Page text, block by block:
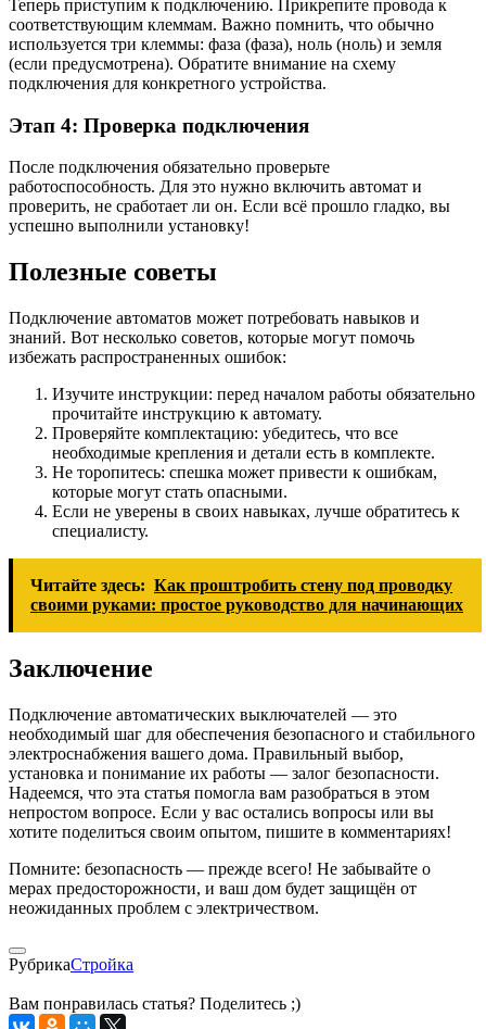
Теперь приступим к подключению. Прикрепите провода к
соответствующим клеммам. Важно помнить, что обычно
используется три клеммы: фаза (фаза), ноль (ноль) и земля
(если предусмотрена). Обратите внимание на схему
подключения для конкретного устройства.
Этап 4: Проверка подключения
После подключения обязательно проверьте
работоспособность. Для это нужно включить автомат и
проверить, не сработает ли он. Если всё прошло гладко, вы
успешно выполнили установку!
Полезные советы
Подключение автоматов может потребовать навыков и
знаний. Вот несколько советов, которые могут помочь
избежать распространенных ошибок:
Изучите инструкции: перед началом работы обязательно
прочитайте инструкцию к автомату.
Проверяйте комплектацию: убедитесь, что все
необходимые крепления и детали есть в комплекте.
Не торопитесь: спешка может привести к ошибкам,
которые могут стать опасными.
Если не уверены в своих навыках, лучше обратитесь к
специалисту.
Читайте здесь: Как проштробить стену под проводку
своими руками: простое руководство для начинающих
Заключение
Подключение автоматических выключателей — это
необходимый шаг для обеспечения безопасного и стабильного
электроснабжения вашего дома. Правильный выбор,
установка и понимание их работы — залог безопасности.
Надеемся, что эта статья помогла вам разобраться в этом
непростом вопросе. Если у вас остались вопросы или вы
хотите поделиться своим опытом, пишите в комментариях!
Помните: безопасность — прежде всего! Не забывайте о
мерах предосторожности, и ваш дом будет защищён от
неожиданных проблем с электричеством.
РубрикаСтройка
Вам понравилась статья? Поделитесь ;)